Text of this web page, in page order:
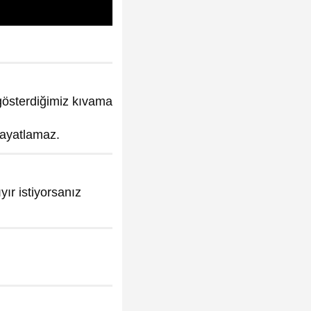
kıvama
istiyorsanız